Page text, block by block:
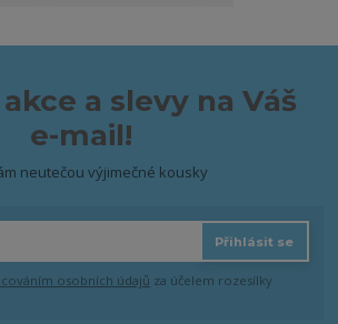
a slevy na Váš
e-mail!
neutečou výjimečné kousky
Přihlásit se
osobních údajů za účelem rozesílky